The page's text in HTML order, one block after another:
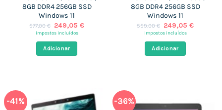
8GB DDR4 256GB SSD
Windows 11
577,00€ O
preço
era:
577,00 €.
249,05€O
impostos incluídos
Adicionar
8GB DDR4 256GB SSD
Windows 11
559,00€ O
preço
era:
559,00 €.
249,05€O
impostos incluídos
Adicionar
-41% -36%